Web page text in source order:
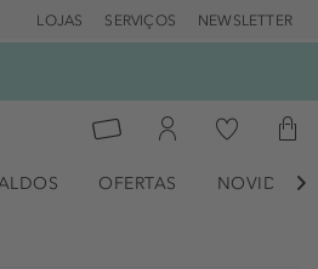
LOJAS SERVIÇOS NEWSLETTER
OFERTAS 